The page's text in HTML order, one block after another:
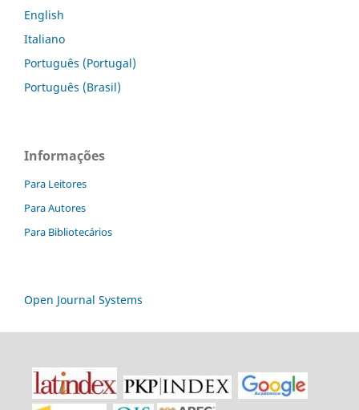
English
Italiano
Português (Portugal)
Português (Brasil)
Informações
Para Leitores
Para Autores
Para Bibliotecários
Open Journal Systems